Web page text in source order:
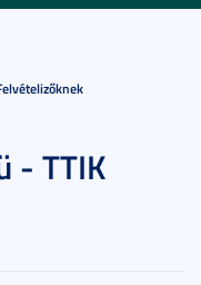
- TTIK